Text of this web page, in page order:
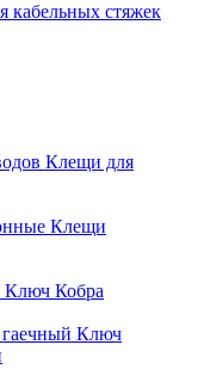
кабельных стяжек
Клещи для
Клещи
Ключ Кобра
Ключ